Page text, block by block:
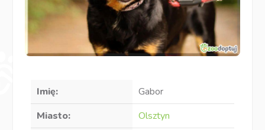
Imię:
Gabor
Miasto:
Olsztyn